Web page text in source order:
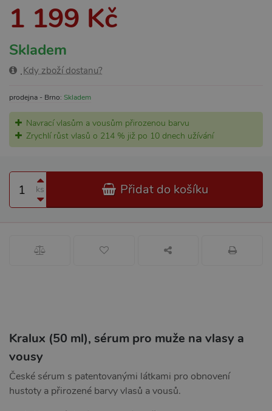
1 199 Kč
Skladem
Kdy zboží dostanu?
prodejna - Brno: Skladem
Navrací vlasům a vousům přirozenou barvu
Zrychlí růst vlasů o 214 % již po 10 dnech užívání
ks Přidat do košíku
Kralux (50 ml), sérum pro muže na vlasy a
vousy
České sérum s patentovanými látkami pro obnovení
hustoty a přirozené barvy vlasů a vousů.